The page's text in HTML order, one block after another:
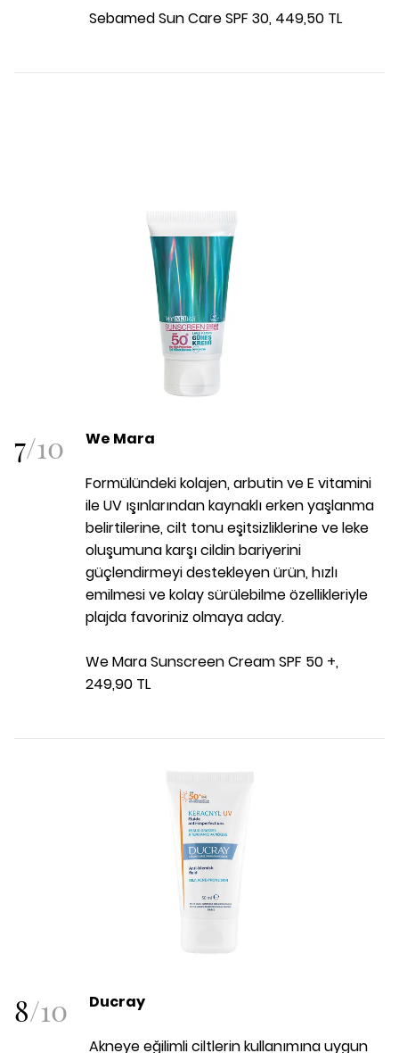
Sebamed Sun Care SPF 30, 449,50 TL
7/10 We Mara
Formülündeki kolajen, arbutin ve E vitamini
ile UV ışınlarından kaynaklı erken yaşlanma
belirtilerine, cilt tonu eşitsizliklerine ve leke
oluşumuna karşı cildin bariyerini
güçlendirmeyi destekleyen ürün, hızlı
emilmesi ve kolay sürülebilme özellikleriyle
plajda favoriniz olmaya aday.
We Mara Sunscreen Cream SPF 50 +,
249,90 TL
8/10 Ducray
Akneye eğilimli ciltlerin kullanımına uygun